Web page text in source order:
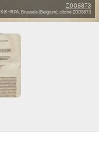
Z005873
KIK-IRPA, Brussels (Belgium), cliché Z005873